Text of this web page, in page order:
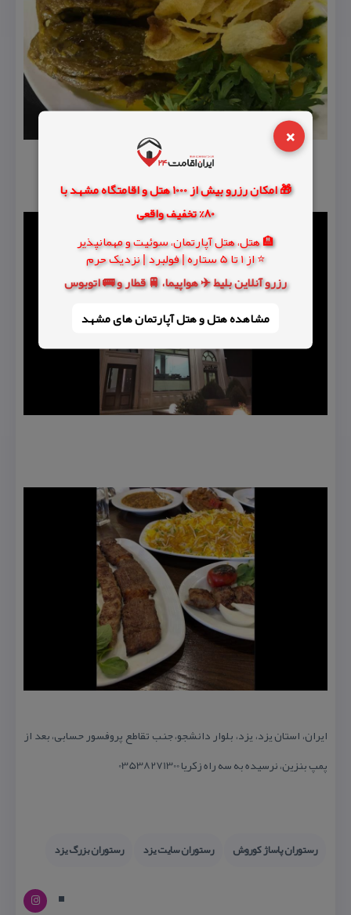
×
🎁 امکان رزرو بیش از 1000 هتل و اقامتگاه مشهد با
80% تخفیف واقعی
🏨 هتل، هتل آپارتمان، سوئیت و مهمانپذیر
⭐ از 1 تا 5 ستاره | فولبرد | نزدیک حرم
رزرو آنلاین بلیط ✈️ هواپیما، 🚆 قطار و 🚌 اتوبوس
مشاهده هتل و هتل‌ آپارتمان های مشهد
ایران، استان یزد، یزد، بلوار دانشجو، جنب تقاطع پروفسور حسابی، بعد از
پمپ بنزین، نرسیده به سه راه زكریا 03538271300
رستوران پاساژ كوروش رستوران سایت یزد رستوران بزرگ یزد